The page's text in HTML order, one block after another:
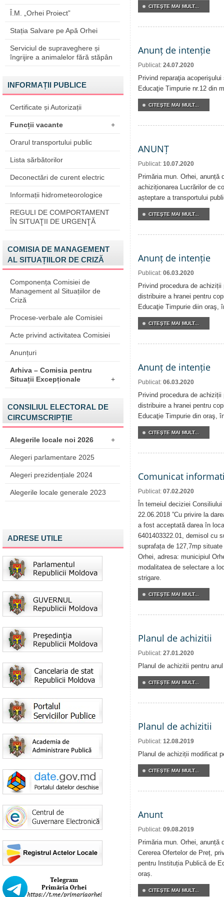
Î.M. „Orhei Proiect”
Stația Salvare pe Apă Orhei
Serviciul de supraveghere și
îngrijire a animalelor fără stăpân
INFORMAȚII PUBLICE
Certificate și Autorizații
Funcții vacante +
Orarul transportului public
Lista sărbătorilor
Deconectări de curent electric
Informații hidrometeorologice
REGULI DE COMPORTAMENT
ÎN SITUAŢII DE URGENŢĂ
COMISIA DE MANAGEMENT
AL SITUAȚIILOR DE CRIZĂ
Componența Comisiei de
Management al Situațiilor de
Criză
Procese-verbale ale Comisiei
Acte privind activitatea Comisiei
Anunțuri
Arhiva – Comisia pentru
Situații Excepționale
+
CONSILIUL ELECTORAL DE
CIRCUMSCRIPȚIE
Alegerile locale noi 2026 +
Alegeri parlamentare 2025
Alegeri prezidențiale 2024
Alegerile locale generale 2023
ADRESE UTILE
CITEŞTE MAI MULT...
Anunț de intenție
Publicat: 24.07.2020
Privind reparaţia
Educaţie Timpurie nr.12 din
CITEŞTE MAI MULT...
ANUNȚ
Publicat: 10.07.2020
Primăria mun. Orhei, anunță
achiziționarea Lucrărilor de
așteptare a transportului
CITEŞTE MAI MULT...
Anunț de intenție
Publicat: 06.03.2020
Privind procedura de
distribuire a hranei pentru
Educaţie Timpurie diin oraş,
CITEŞTE MAI MULT...
Anunț de intenție
Publicat: 06.03.2020
Privind procedura de
distribuire a hranei pentru
Educaţie Timpurie din oraş,
CITEŞTE MAI MULT...
Comunicat
Publicat: 07.02.2020
În temeiul deciziei
22.06.2018 ”Cu privire la
a fost acceptată darea în
6401403322.01, demisol cu
suprafața de 127,7mp
Orhei, adresa: municipiul
modalitatea de selectare a
strigare.
CITEŞTE MAI MULT...
Planul de achizitii
Publicat: 27.01.2020
Planul de achizitii pentru
CITEŞTE MAI MULT...
Planul de achizitii
Publicat: 12.08.2019
Planul de achiziții modificat
CITEŞTE MAI MULT...
Anunt
Publicat: 09.08.2019
Primăria mun. Orhei, anunță
Cererea Ofertelor de Preț,
pentru Instituția Publică de
oraș.
CITEŞTE MAI MULT...